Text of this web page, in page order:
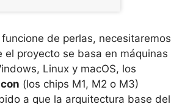
de perlas, necesitaremos
proyecto se basa en máquinas
Linux y macOS, los
(los chips M1, M2 o M3)
a que la arquitectura base del